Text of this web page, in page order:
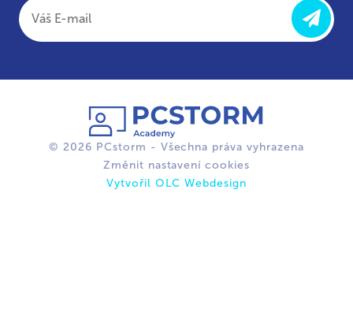
© 2026 PCstorm - Všechna práva vyhrazena
Změnit nastavení cookies
Vytvořil OLC Webdesign